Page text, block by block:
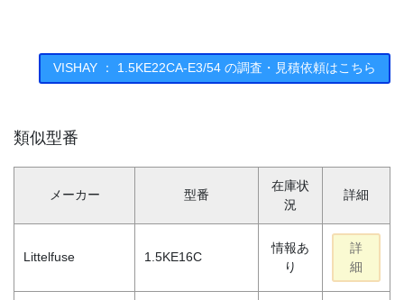
VISHAY ： 1.5KE22CA-E3/54 の調査・見積依頼はこちら
類似型番
メーカー 型番
在庫状
況
詳細
Littelfuse 1.5KE16C
情報あ
り
詳
細